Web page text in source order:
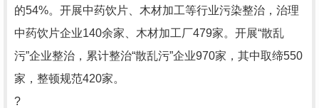
的54%。开展中药饮片、木材加工等行业污染整治，治理
中药饮片企业140余家、木材加工厂479家。开展“散乱
污”企业整治，累计整治“散乱污”企业970家，其中取缔550
家，整顿规范420家。
?